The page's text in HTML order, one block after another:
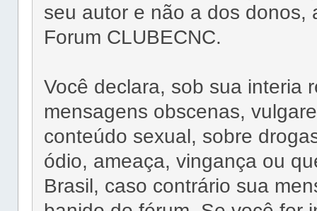
seu autor e não a dos donos,
Forum CLUBECNC.
Você declara, sob sua interia
mensagens obscenas,
conteúdo sexual, sobre
ódio, ameaça, vingança ou
Brasil, caso contrário sua